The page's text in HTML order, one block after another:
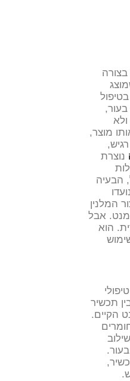
בטיפול
ולא
מוצר,
נוצרת
הבעיה
המלנין
אבל
הוא
תכשיר
הקיים.